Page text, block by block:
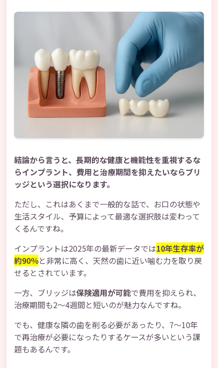
結論から言うと、長期的な健康と機能性を重視するな
らインプラント、費用と治療期間を抑えたいならブリ
ッジという選択になります。
ただし、これはあくまで一般的な話で、お口の状態や
生活スタイル、予算によって最適な選択肢は変わって
くるんですね。
インプラントは2025年の最新データでは10年生存率が
約90％と非常に高く、天然の歯に近い噛む力を取り戻
せるとされています。
一方、ブリッジは保険適用が可能で費用を抑えられ、
治療期間も2〜4週間と短いのが魅力なんですね。
でも、健康な隣の歯を削る必要があったり、7〜10年
で再治療が必要になったりするケースが多いという課
題もあるんです。